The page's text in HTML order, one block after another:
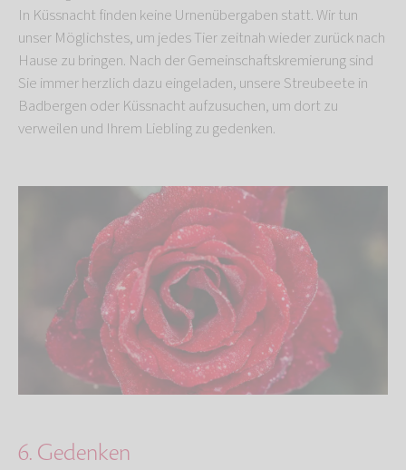
In Küssnacht finden keine Urnenübergaben statt. Wir tun
unser Möglichstes, um jedes Tier zeitnah wieder zurück nach
Hause zu bringen. Nach der Gemeinschaftskremierung sind
Sie immer herzlich dazu eingeladen, unsere Streubeete in
Badbergen oder Küssnacht aufzusuchen, um dort zu
verweilen und Ihrem Liebling zu gedenken.
6. Gedenken